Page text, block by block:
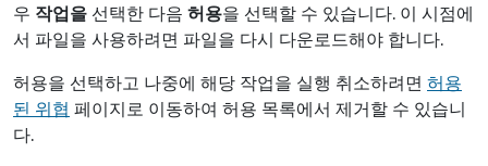
우 작업을 선택한 다음 허용을 선택할 수 있습니다. 이 시점에
서 파일을 사용하려면 파일을 다시 다운로드해야 합니다.
허용을 선택하고 나중에 해당 작업을 실행 취소하려면 허용
된 위협 페이지로 이동하여 허용 목록에서 제거할 수 있습니
다.